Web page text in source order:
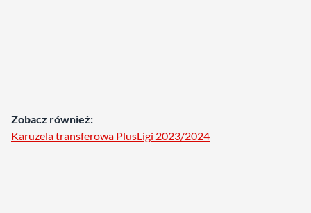
Zobacz również:
Karuzela transferowa PlusLigi 2023/2024